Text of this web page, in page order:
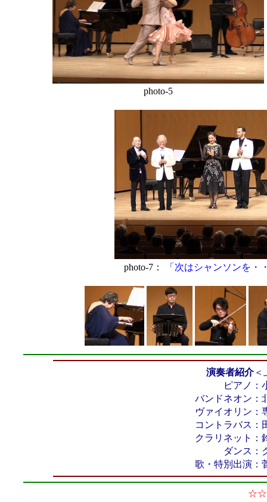
photo-5
photo-7： 「次はシャンソンを
演奏者紹介＜
ピアノ：小
バンドネオン
ヴァイオリン：
コントラバス：
クラリネット：
ダンス：ク
歌・特別出演：
☆☆